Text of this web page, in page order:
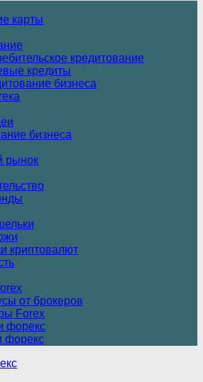
карты
кредитование
кредиты
бизнеса
бизнеса
рынок
криптовалют
от брокеров
Forex
форекс
форекс